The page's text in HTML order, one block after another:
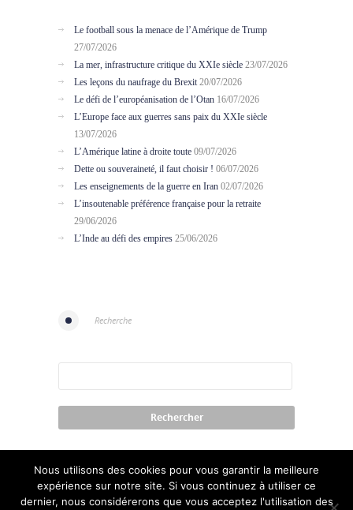
Le football sous la menace de l’Amérique de Trump
27/07/2026
La mer, infrastructure critique du XXIe siècle 23/07/2026
Les leçons du naufrage du Brexit 20/07/2026
Le défi de l’européanisation de l’Otan 16/07/2026
L’Europe face aux guerres sans paix du XXIe siècle
13/07/2026
L’Amérique latine à droite toute 09/07/2026
Dette ou souveraineté, il faut choisir ! 06/07/2026
Les enseignements de la guerre en Iran 02/07/2026
L’insoutenable préférence française pour la retraite
29/06/2026
L’Inde au défi des empires 25/06/2026
Recherche
Nous utilisons des cookies pour vous garantir la meilleure
expérience sur notre site. Si vous continuez à utiliser ce
dernier, nous considérerons que vous acceptez l'utilisation des